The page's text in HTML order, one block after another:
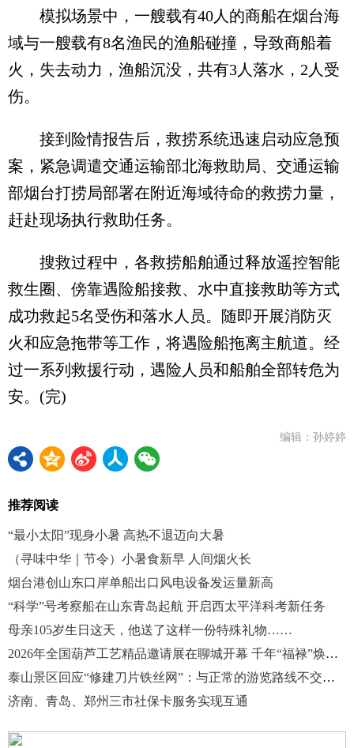
模拟场景中，一艘载有40人的商船在烟台海
域与一艘载有8名渔民的渔船碰撞，导致商船着
火，失去动力，渔船沉没，共有3人落水，2人受
伤。
接到险情报告后，救捞系统迅速启动应急预
案，紧急调遣交通运输部北海救助局、交通运输
部烟台打捞局部署在附近海域待命的救捞力量，
赶赴现场执行救助任务。
搜救过程中，各救捞船舶通过释放遥控智能
救生圈、傍靠遇险船接救、水中直接救助等方式
成功救起5名受伤和落水人员。随即开展消防灭
火和应急拖带等工作，将遇险船拖离主航道。经
过一系列救援行动，遇险人员和船舶全部转危为
安。(完)
编辑：孙婷婷
推荐阅读
“最小太阳”现身小暑 高热不退迈向大暑
（寻味中华｜节令）小暑食新早 人间烟火长
烟台港创山东口岸单船出口风电设备发运量新高
“科学”号考察船在山东青岛起航 开启西太平洋科考新任务
母亲105岁生日这天，他送了这样一份特殊礼物……
2026年全国葫芦工艺精品邀请展在聊城开幕 千年“福禄”焕新彩
泰山景区回应“修建刀片铁丝网”：与正常的游览路线不交叉、不重叠
济南、青岛、郑州三市社保卡服务实现互通